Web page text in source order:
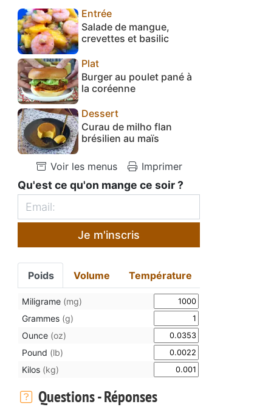
Entrée
Salade de mangue,
crevettes et basilic
Plat
Burger au poulet pané à
la coréenne
Dessert
Curau de milho flan
brésilien au maïs
Voir les menus Imprimer
Qu'est ce qu'on mange ce soir ?
Je m'inscris
Poids Volume Température
Miligrame (mg)
Grammes (g)
Ounce (oz)
Pound (lb)
Kilos (kg)
Questions - Réponses